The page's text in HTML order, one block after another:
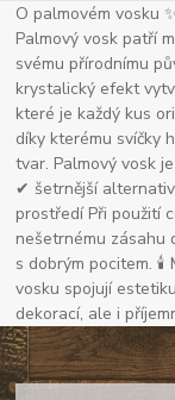
O palmovém vosku
Palmový vosk patří
svému přírodnímu
krystalický efekt
které je každý kus
díky kterému svíčky
tvar. Palmový vosk
✔ šetrnější
prostředí Při použití
nešetrnému zásahu
s dobrým pocitem.
vosku spojují
dekorací, ale i